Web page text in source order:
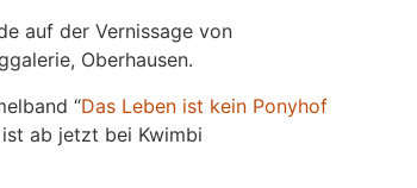
auf der Vernissage von
Oberhausen.
“Das Leben ist kein Ponyhof
ist ab jetzt bei Kwimbi